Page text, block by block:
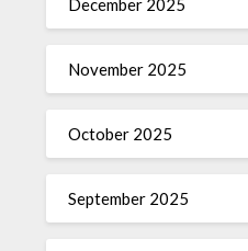
December 2025
November 2025
October 2025
September 2025